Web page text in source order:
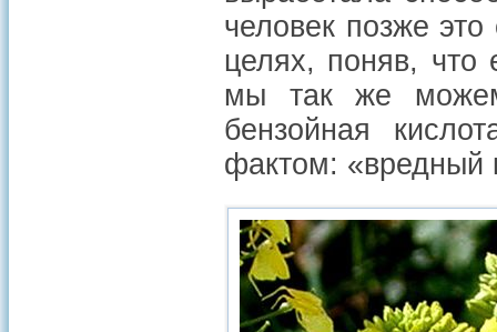
человек позже
целях, поняв, что
мы так же можем
бензойная
фактом: «вредный